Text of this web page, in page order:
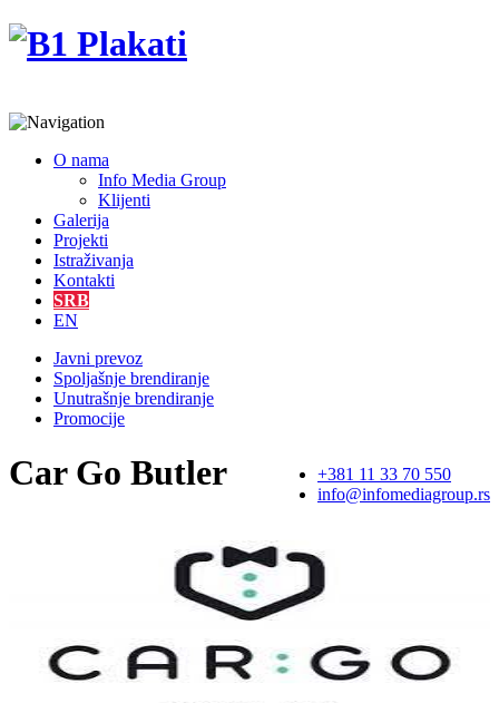
O nama
Info Media Group
Klijenti
Galerija
Projekti
Istraživanja
Kontakti
SRB
EN
Javni prevoz
Spoljašnje brendiranje
Unutrašnje brendiranje
Promocije
+381 11 33 70 550
info@infomediagroup.rs
Car Go Butler